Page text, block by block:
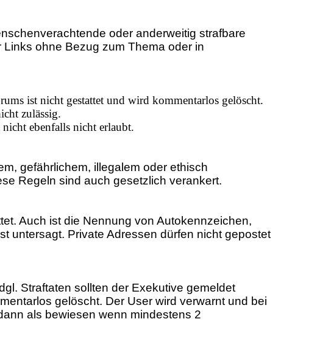
oder anderweitig strafbare
ohne Bezug zum Thema oder in
ist nicht gestattet und wird kommentarlos gelöscht.
zulässig.
ebenfalls nicht erlaubt.
gefährlichem, illegalem oder ethisch
Regeln sind auch gesetzlich verankert.
Auch ist die Nennung von Autokennzeichen,
untersagt. Private Adressen dürfen nicht gepostet
Straftaten sollten der Exekutive gemeldet
gelöscht. Der User wird verwarnt und bei
als bewiesen wenn mindestens 2